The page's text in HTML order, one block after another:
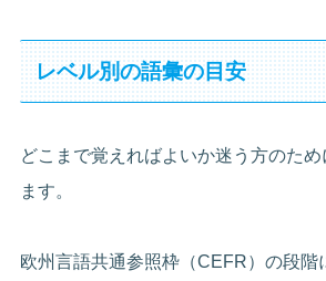
レベル別の語彙の目安
どこまで覚えればよいか迷う方のた
ます。
欧州言語共通参照枠（CEFR）の段階